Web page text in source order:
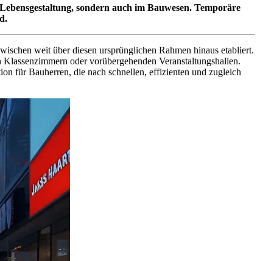
sondern auch im Bauwesen. Temporäre
weit über diesen ursprünglichen Rahmen hinaus etabliert.
oder vorübergehenden Veranstaltungshallen.
für Bauherren, die nach schnellen, effizienten und zugleich